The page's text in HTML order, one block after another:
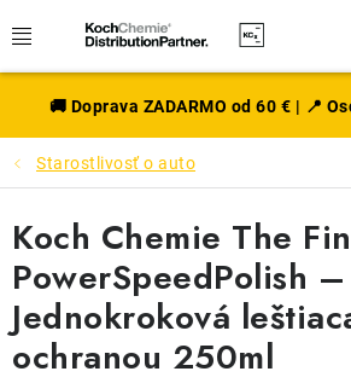
na
EXTERIÉR
DISKY A PNEU
INTERIÉR
PRÍSLUŠENSTVO
VÔNE DO AUTA
🚚 Doprava ZADARMO od 60 € | 📍
Starostlivosť o auto
Koch Chemie The
PowerSpeedPolish –
Jednokroková
ochranou 250ml